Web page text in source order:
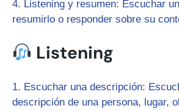
Listening y resumen: Escuchar
resumirlo o responder sobre su
Listening
Escuchar una descripción:
descripción de una persona, lugar,